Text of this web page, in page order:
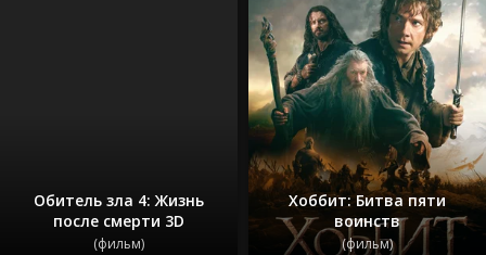
Обитель зла 4: Жизнь
после смерти 3D
(фильм)
Хоббит: Битва пяти
воинств
(фильм)